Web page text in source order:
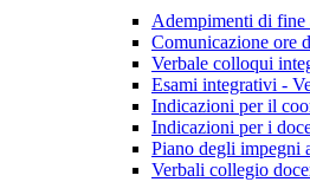
Adempimenti di fine
Comunicazione ore
Verbale colloqui
Esami integrativi -
Indicazioni per il
Indicazioni per i
Piano degli impegni
Verbali collegio